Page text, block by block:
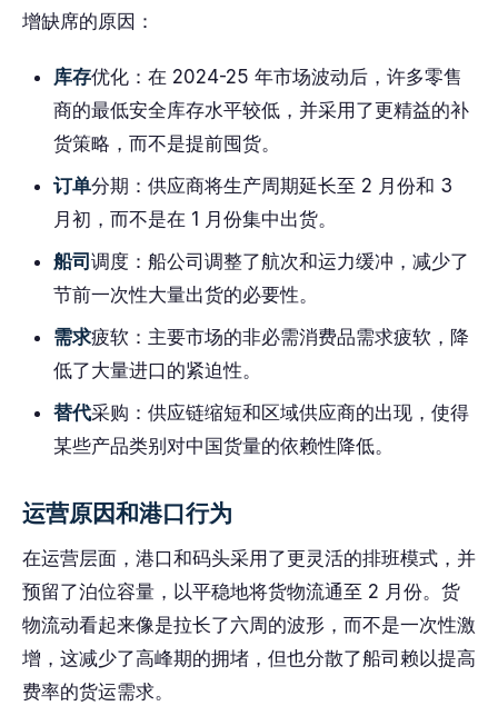
增缺席的原因：
库存优化：在 2024-25 年市场波动后，许多零售
商的最低安全库存水平较低，并采用了更精益的补
货策略，而不是提前囤货。
订单分期：供应商将生产周期延长至 2 月份和 3
月初，而不是在 1 月份集中出货。
船司 调度：船公司调整了航次和运力缓冲，减少了
节前一次性大量出货的必要性。
需求疲软：主要市场的非必需消费品需求疲软，降
低了大量进口的紧迫性。
替代采购：供应链缩短和区域供应商的出现，使得
某些产品类别对中国货量的依赖性降低。
运营原因和港口行为
在运营层面，港口和码头采用了更灵活的排班模式，并
预留了泊位容量，以平稳地将货物流通至 2 月份。货
物流动看起来像是拉长了六周的波形，而不是一次性激
增，这减少了高峰期的拥堵，但也分散了船司赖以提高
费率的货运需求。